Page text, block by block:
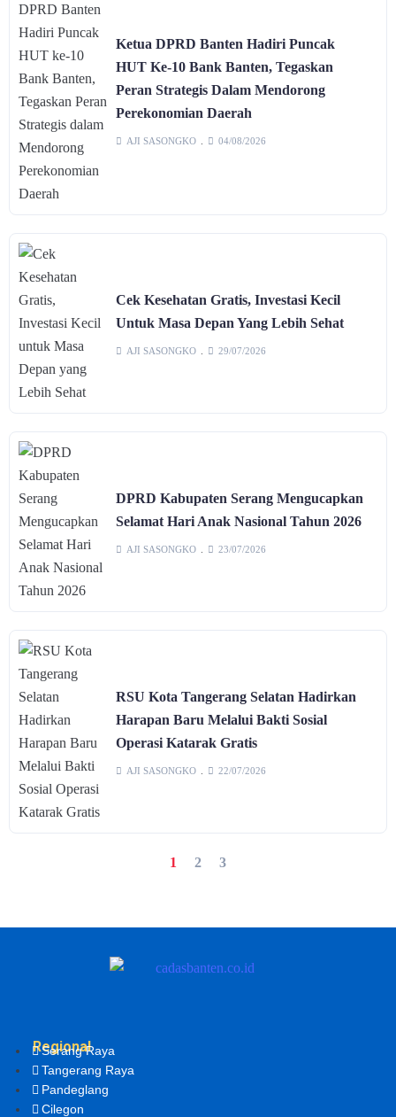
Ketua DPRD Banten Hadiri Puncak
HUT Ke-10 Bank Banten, Tegaskan
Peran Strategis Dalam Mendorong
Perekonomian Daerah
AJI SASONGKO 04/08/2026
Cek Kesehatan Gratis, Investasi Kecil
Untuk Masa Depan Yang Lebih Sehat
AJI SASONGKO 29/07/2026
DPRD Kabupaten Serang Mengucapkan
Selamat Hari Anak Nasional Tahun 2026
AJI SASONGKO 23/07/2026
RSU Kota Tangerang Selatan Hadirkan
Harapan Baru Melalui Bakti Sosial
Operasi Katarak Gratis
AJI SASONGKO 22/07/2026
1 2 3
Regional
Serang Raya
Tangerang Raya
Pandeglang
Cilegon